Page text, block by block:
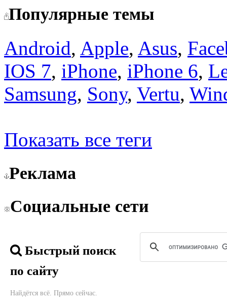
Популярные темы
Android, Apple, Asus,
IOS 7, iPhone, iPhone 6,
Samsung, Sony, Vertu,
Показать все теги
Реклама
Социальные сети
Быстрый поиск
по сайту
Найдётся всё. Прямо сейчас.